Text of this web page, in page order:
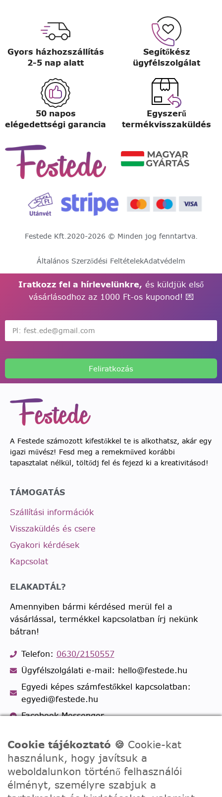
Gyors házhozszállítás
2-5 nap alatt
Segítőkész
ügyfélszolgálat
50 napos
elégedettségi garancia
Egyszerű
termékvisszaküldés
Festede Kft.2020-2026 © Minden jog fenntartva.
Általános Szerződési FeltételekAdatvédelm
Iratkozz fel a hírlevelünkre, és küldjük első
vásárlásodhoz az 1000 Ft-os kuponod! 💌
Feliratkozás
A Festede számozott kifestőkkel te is alkothatsz, akár egy
igazi művész! Fesd meg a remekműved korábbi
tapasztalat nélkül, töltődj fel és fejezd ki a kreativitásod!
TÁMOGATÁS
Szállítási információk
Visszaküldés és csere
Gyakori kérdések
Kapcsolat
ELAKADTÁL?
Amennyiben bármi kérdésed merül fel a
vásárlással, termékkel kapcsolatban írj nekünk
bátran!
Telefon: 0630/2150557
Ügyfélszolgálati e-mail: hello@festede.hu
Egyedi képes számfestőkkel kapcsolatban:
egyedi@festede.hu
Facebook Messenger
Cookie tájékoztató 🍪 Cookie-kat
használunk, hogy javítsuk a
weboldalunkon történő felhasználói
élményt, személyre szabjuk a